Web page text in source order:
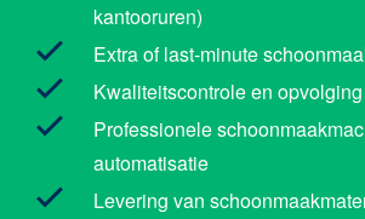
kantooruren)
Extra of last-minute
Kwaliteitscontrole en opvolging
Professionele
automatisatie
Levering van